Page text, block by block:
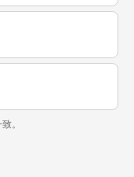
。